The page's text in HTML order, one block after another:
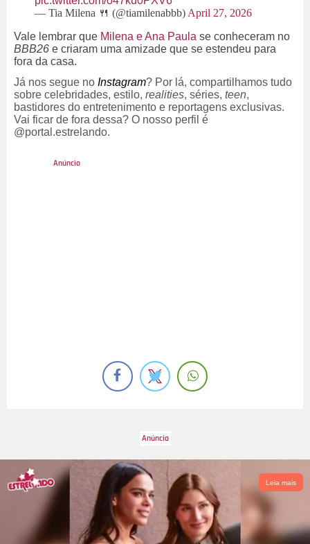
— Tia Milena 🍴 (@tiamilenabbb) April 27, 2026
Vale lembrar que Milena e Ana Paula se conheceram no
BBB26 e criaram uma amizade que se estendeu para
fora da casa.
Já nos segue no Instagram? Por lá, compartilhamos tudo
sobre celebridades, estilo, realities, séries, teen,
bastidores do entretenimento e reportagens exclusivas.
Vai ficar de fora dessa? O nosso perfil é
@portal.estrelando.
Leia mais